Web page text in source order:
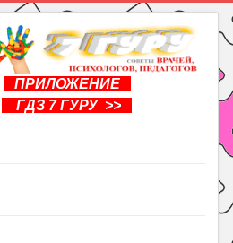
ПРИЛОЖЕНИЕ
ГДЗ 7 ГУРУ >>